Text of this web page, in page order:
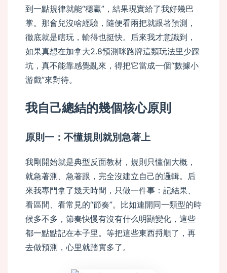
到一點規律就能“穩贏”，結果現實給了我好幾巴
掌。那會兒沒啥經驗，隨便看兩把就跟著預測，
徹底就是瞎玩，輸得也挺快。后來我才意識到，
如果真想在加拿大2.8預測咪路牌這類玩法里少踩
坑，真不能靠感覺亂來，得把它當成一個“數據小
游戲”來對待。
我自己總結的幾個核心原則
原則一：不懂規則就別急著上
我剛開始就是典型反面教材，規則只懂個大概，
就急著測、急著跟，完全沒建立自己的邏輯。后
來我專門拿了幾天時間，只做一件事：記結果、
看區間、看常見的“節奏”。比如連開同一類型的時
候多不多，節奏快慢有沒有什么明顯變化，這些
都一點點記在本子里。等把這些東西捋順了，再
去做預測，心里就踏實多了。